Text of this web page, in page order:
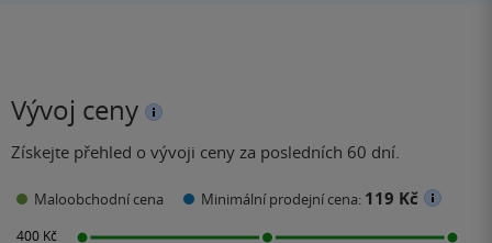
Vývoj ceny
Získejte přehled o vývoji ceny za posledních 60 dní.
Maloobchodní cena Minimální prodejní cena: 119 Kč